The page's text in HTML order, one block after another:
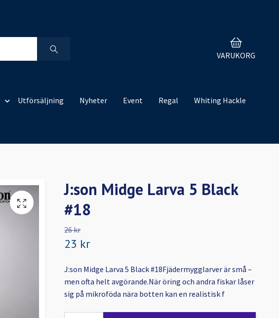
VARUKORG
Utförsäljning Nyheter Event Regal
Whiting Hackle
J:son Midge Larva 5 Black
#18
26 kr
23 kr
J:son Midge Larva 5 Black #18Fjädermygglarver är små –
men ofta helt avgörande.När öring och andra fiskar låser
sig på mikroföda nära botten kan en realistisk f